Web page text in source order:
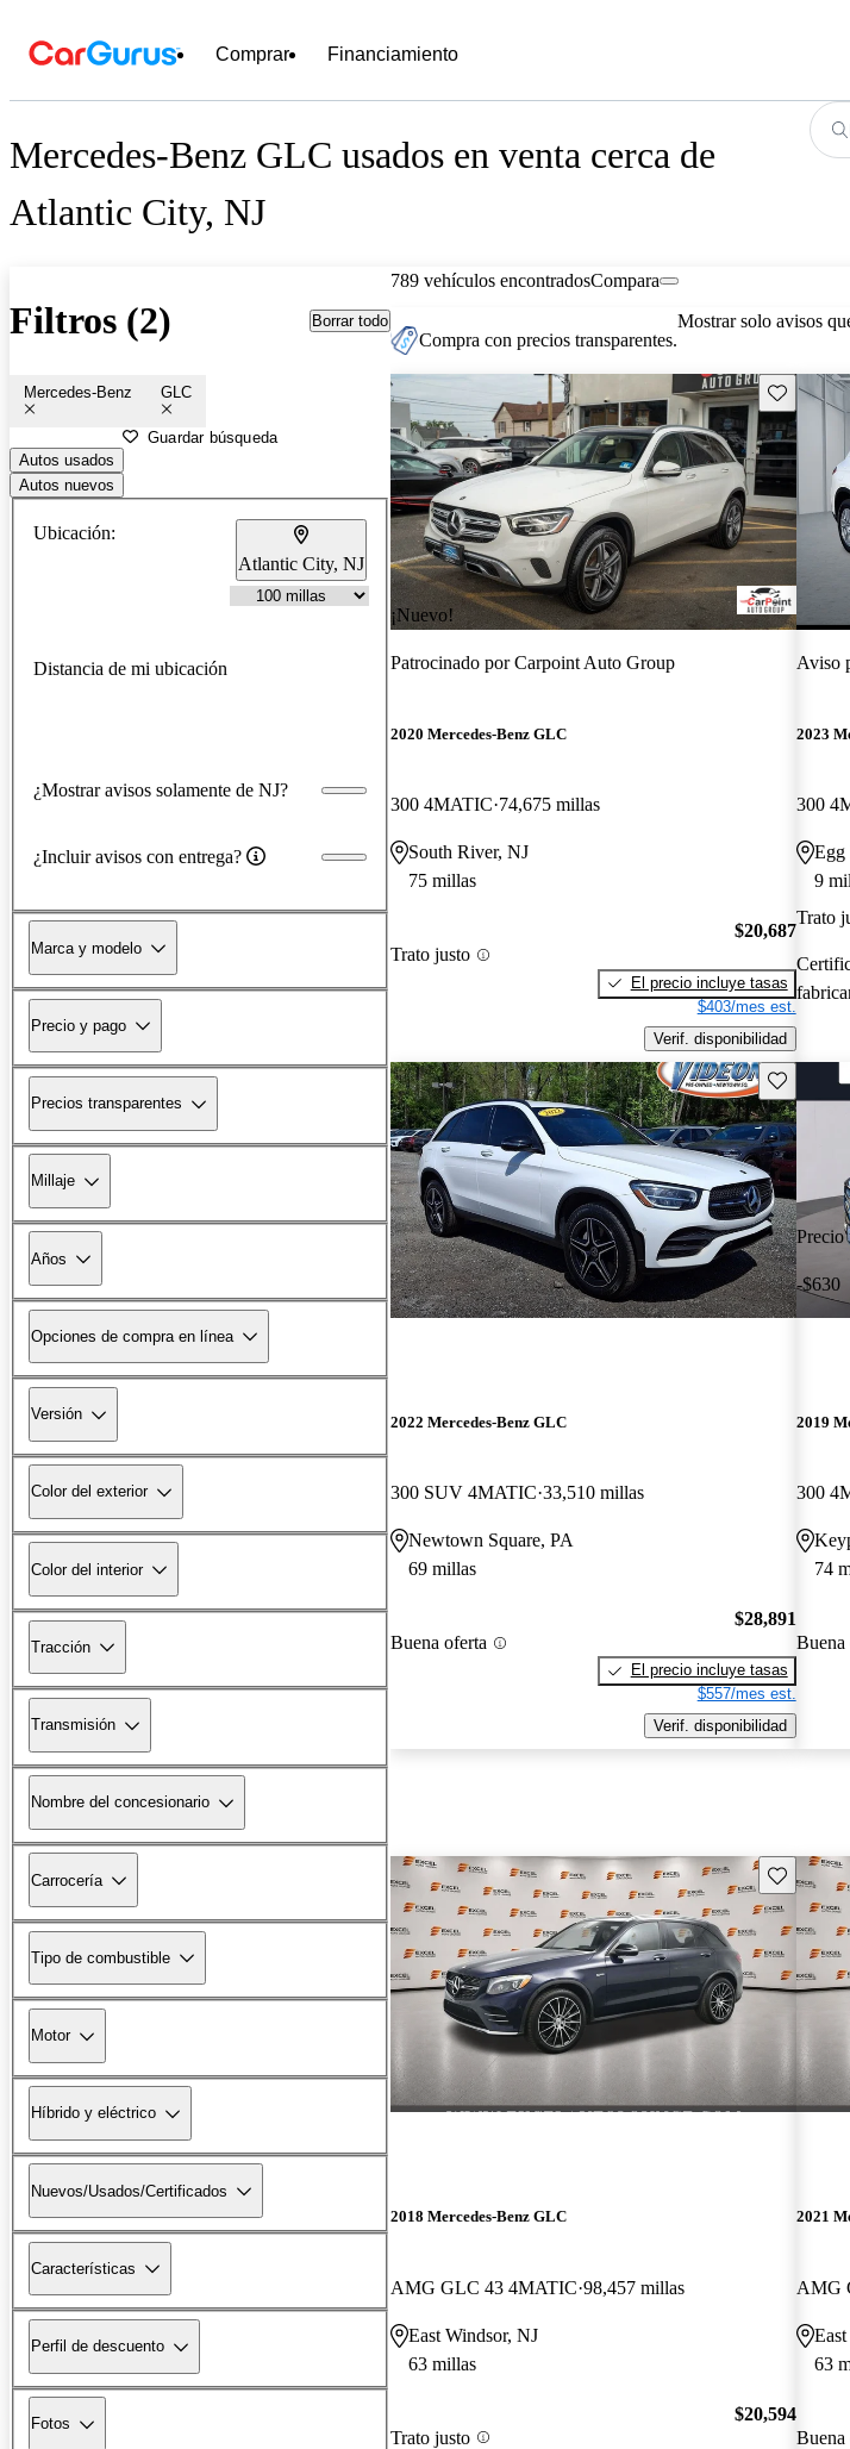
Comprar Financiamiento
Mercedes-Benz GLC usados en venta cerca de
Atlantic City, NJ
Filtros (2) Borrar todo
Mercedes-Benz GLC
Guardar búsqueda
Autos usados
Autos nuevos
Ubicación:
Atlantic City, NJ
Distancia de mi ubicación
¿Mostrar avisos solamente de NJ?
¿Incluir avisos con entrega?
Marca y modelo
Precio y pago
Precios transparentes
Millaje
Años
Opciones de compra en línea
Versión
Color del exterior
Color del interior
Tracción
Transmisión
Nombre del concesionario
Carrocería
Tipo de combustible
Motor
Híbrido y eléctrico
Nuevos/Usados/Certificados
Características
Perfil de descuento
Fotos
789 vehículos encontradosCompara
Compra con precios transparentes.
Mostrar solo avisos
¡Nuevo!
Guarda
Patrocinado porCarpoint Auto Group
2020 Mercedes-Benz GLC
300 4MATIC 74,675 millas
South River, NJ
75 millas
Trato justo
$20,687
El precio incluye tasas
$403/mes est.
Verif. disponibilidad
Aviso
2023
300
Egg
9
Trato
Guarda
2022 Mercedes-Benz GLC
300 SUV 4MATIC 33,510 millas
Newtown Square, PA
69 millas
Buena oferta
$28,891
El precio incluye tasas
$557/mes est.
Verif. disponibilidad
Precio
-$630
2019
300
74
Buena
Guarda
2018 Mercedes-Benz GLC
AMG GLC 43 4MATIC 98,457 millas
East Windsor, NJ
63 millas
Trato justo
$20,594
2021
AMG
63
Buena